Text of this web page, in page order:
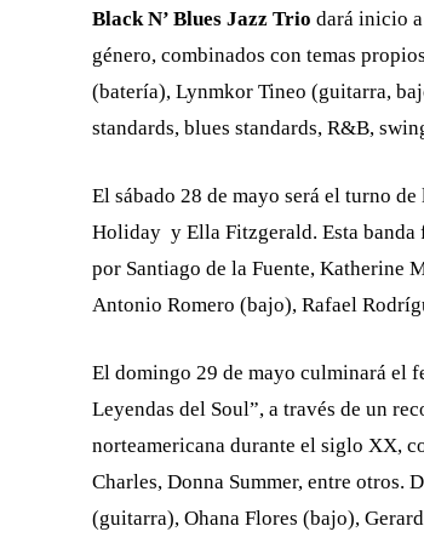
Black N’ Blues Jazz Trio dará inicio
género, combinados con temas
(batería), Lynmkor Tineo (guitarra,
standards, blues standards, R&B,
El sábado 28 de mayo será el turno
Holiday y Ella Fitzgerald. Esta banda
por Santiago de la Fuente, Katherine
Antonio Romero (bajo), Rafael
El domingo 29 de mayo culminará el
Leyendas del Soul”, a través de un
norteamericana durante el siglo XX,
Charles, Donna Summer, entre otros.
(guitarra), Ohana Flores (bajo),